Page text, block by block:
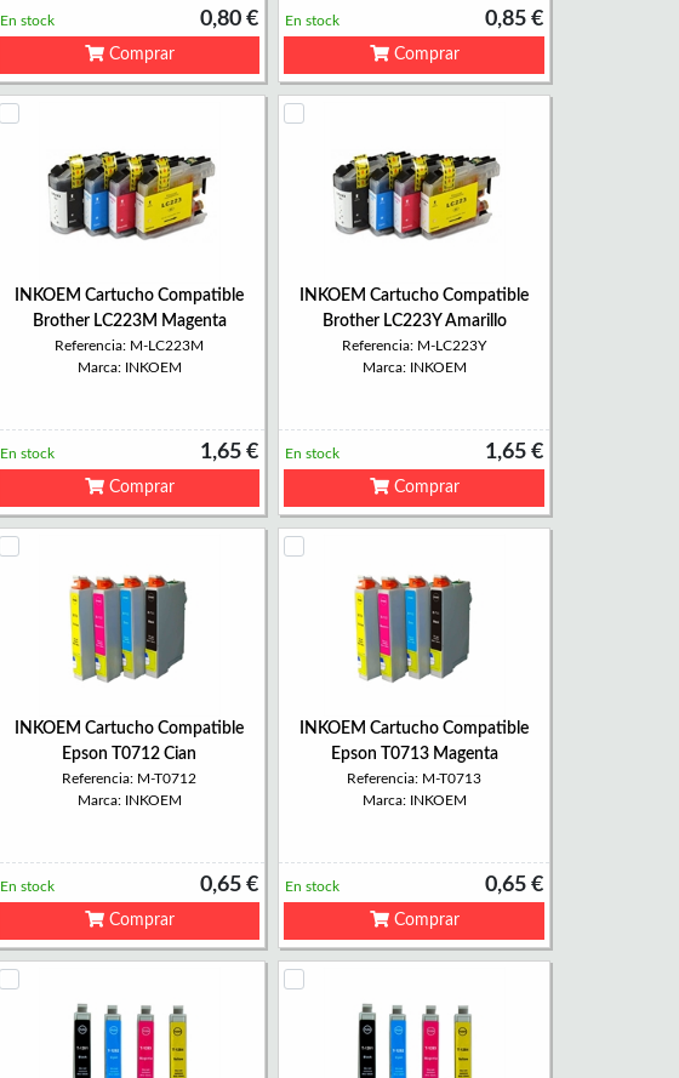
0,80 €
En stock
Comprar
0,85 €
En stock
Comprar
INKOEM Cartucho Compatible
Brother LC223M Magenta
Referencia: M-LC223M
Marca: INKOEM
1,65 €
En stock
Comprar
INKOEM Cartucho Compatible
Brother LC223Y Amarillo
Referencia: M-LC223Y
Marca: INKOEM
1,65 €
En stock
Comprar
INKOEM Cartucho Compatible
Epson T0712 Cian
Referencia: M-T0712
Marca: INKOEM
0,65 €
En stock
Comprar
INKOEM Cartucho Compatible
Epson T0713 Magenta
Referencia: M-T0713
Marca: INKOEM
0,65 €
En stock
Comprar